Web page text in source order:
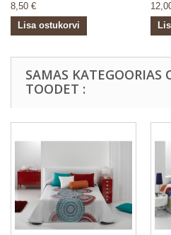
8,50 €
Lisa ostukorvi
SAMAS KATEGOORIAS
TOODET :